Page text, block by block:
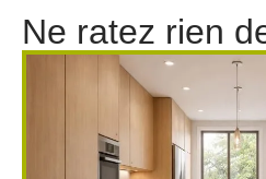
Ne ratez rien